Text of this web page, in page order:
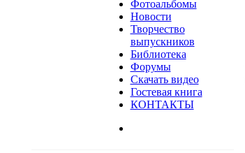
Фотоальбомы
Новости
Творчество
выпускников
Библиотека
Форумы
Скачать видео
Гостевая книга
КОНТАКТЫ